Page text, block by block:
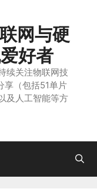
网与硬
好者
续关注物联网技
享（包括51单片
及人工智能等方